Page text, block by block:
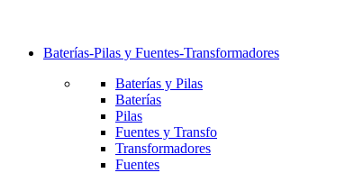
Baterías-Pilas y Fuentes-Transformadores
Baterías y Pilas
Baterías
Pilas
Fuentes y Transfo
Transformadores
Fuentes